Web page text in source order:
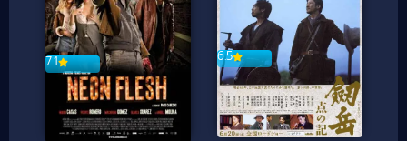
7.1 6.5